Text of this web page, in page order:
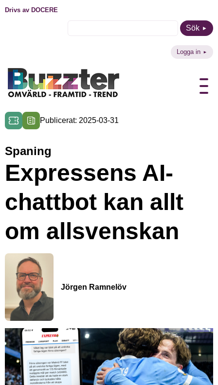
Drivs av DOCERE
Sök
Logga in
Publicerat: 2025-03-31
Spaning
Expressens AI-
chattbot kan allt
om allsvenskan
Jörgen Ramnelöv